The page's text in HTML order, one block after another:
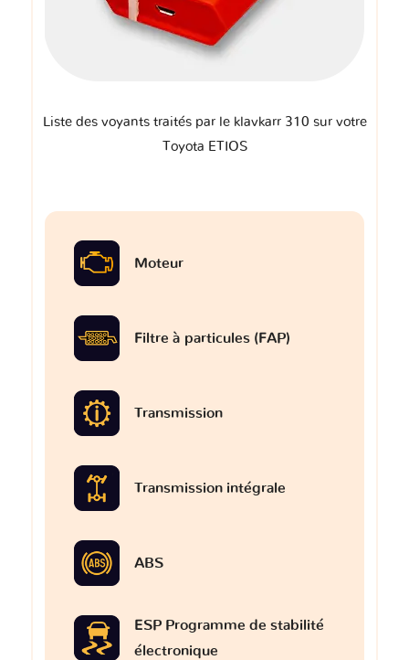
Liste des voyants traités par le klavkarr 310 sur votre
Toyota ETIOS
Moteur
Filtre à particules (FAP)
Transmission
Transmission intégrale
ABS
ESP Programme de stabilité
électronique